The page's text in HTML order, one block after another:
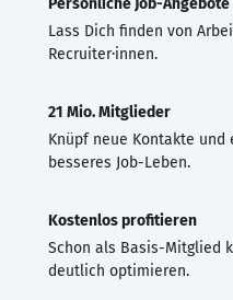
Lass Dich finden von
Recruiter·innen.
21 Mio. Mitglieder
Knüpf neue Kontakte
besseres Job-Leben.
Kostenlos profitieren
Schon als Basis-Mitglied
deutlich optimieren.